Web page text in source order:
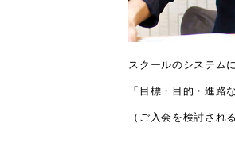
スクールのシステム
「目標・目的・進路
（ご入会を検討され